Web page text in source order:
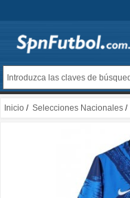
Inicio / Selecciones Nacionales /